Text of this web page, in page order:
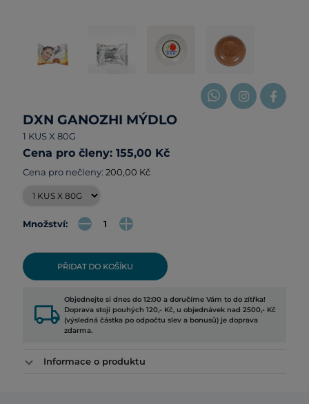
DXN GANOZHI MÝDLO
1 KUS X 80G
Cena pro členy: 155,00 Kč
Cena pro nečleny: 200,00 Kč
Množství:
PŘIDAT DO KOŠÍKU
local_shipping Objednejte si dnes do 12:00 a doručíme Vám to do zítřka!
Doprava stojí pouhých 120,- Kč, u objednávek nad 2500,- Kč
(výsledná částka po odpočtu slev a bonusů) je doprava
zdarma.
Informace o produktu